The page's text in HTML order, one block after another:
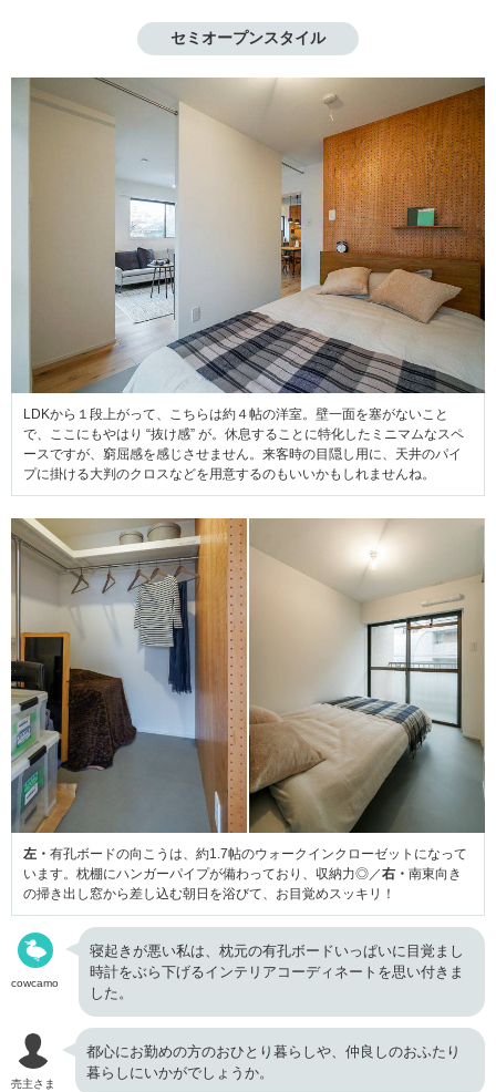
セミオープンスタイル
LDKから１段上がって、こちらは約４帖の洋室。壁一面を塞がないこと
で、ここにもやはり “抜け感” が。休息することに特化したミニマムなスペ
ースですが、窮屈感を感じさせません。来客時の目隠し用に、天井のパイ
プに掛ける大判のクロスなどを用意するのもいいかもしれませんね。
左・ 有孔ボードの向こうは、約1.7帖のウォークインクローゼットになって
います。枕棚にハンガーパイプが備わっており、収納力◎／右・ 南東向き
の掃き出し窓から差し込む朝日を浴びて、お目覚めスッキリ！
cowcamo
寝起きが悪い私は、枕元の有孔ボードいっぱいに目覚まし
時計をぶら下げるインテリアコーディネートを思い付きま
した。
売主さま
都心にお勤めの方のおひとり暮らしや、仲良しのおふたり
暮らしにいかがでしょうか。